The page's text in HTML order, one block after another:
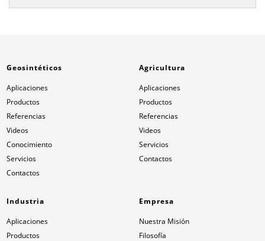
Geosintéticos
Aplicaciones
Productos
Referencias
Videos
Conocimiento
Servicios
Contactos
Agricultura
Aplicaciones
Productos
Referencias
Videos
Servicios
Contactos
Industria
Aplicaciones
Productos
Empresa
Nuestra Misión
Filosofía